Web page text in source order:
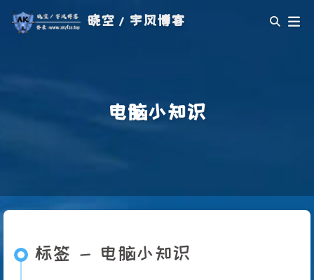
晓空/宇风博客
电脑小知识
标签 - 电脑小知识